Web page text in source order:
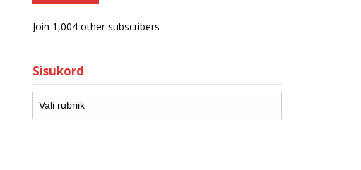
Join 1,004 other subscribers
Sisukord